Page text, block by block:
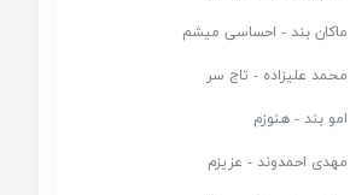
ماکان بند - احساسی میشم
محمد علیزاده - تاج سر
امو بند - هنوزم
مهدی احمدوند - عزیزم